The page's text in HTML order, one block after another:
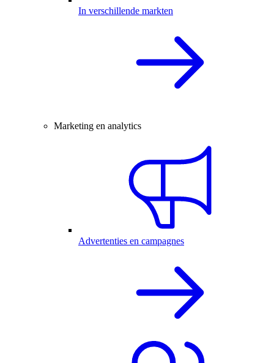
In verschillende markten
Marketing en analytics
Advertenties en campagnes